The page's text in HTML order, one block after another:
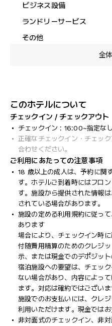
ビジネス設備
ランドリーサービス
その他
全
このホテルについて
チェックイン / チェックアウト
チェックイン : 16:00~指定な
正確なチェックイン・チェッ
合わせください。
ご利用にあたっての注意事項
18 歳以上の成人は、予約に関
す。ホテルご到着時にはフロ
す。施設から提供された情報
されている場合があります。
施設の定める利用規約に従っ
あります
場合により、チェックイン時
付随費用精算のためのクレジ
示、または現金でのデポジッ
宿泊施設への要望は、チェッ
ない場合があり、内容によっ
ます。対応は確約ではござい
施設でのお支払いには、クレ
利用いただけます。現金では
非対面式のチェックイン、非